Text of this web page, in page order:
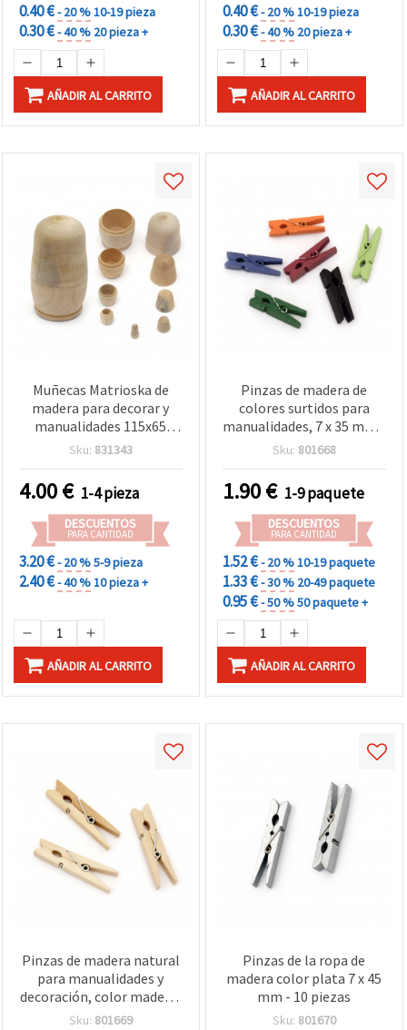
0.40 €- 20 %10-19 pieza
0.30 €- 40 % 20 pieza +
AÑADIR AL CARRITO
0.40 €- 20 %10-19 pieza
0.30 €- 40 % 20 pieza +
AÑADIR AL CARRITO
Muñecas Matrioska de
madera para decorar y
manualidades 115x65
mm, 80x45 mm, 57x30
mm color blanco - 5
piezas surtidas
Sku: 831343
4.00€ 1-4 pieza
DESCUENTOS
PARA CANTIDAD
3.20 €- 20 %5-9 pieza
2.40 €- 40 %10 pieza +
AÑADIR AL CARRITO
Pinzas de madera de
colores surtidos para
manualidades, 7 x 35 mm -
25 piezas
Sku: 801668
1.90€ 1-9 paquete
DESCUENTOS
PARA CANTIDAD
1.52 €- 20 %10-19 paquete
1.33 €- 30 % 20-49 paquete
0.95 €- 50 %50 paquete +
AÑADIR AL CARRITO
Pinzas de madera natural
para manualidades y
decoración, color madera,
7 x 45 mm, 10 unidades
Sku: 801669
Pinzas de la ropa de
madera color plata 7 x 45
mm - 10 piezas
Sku: 801670